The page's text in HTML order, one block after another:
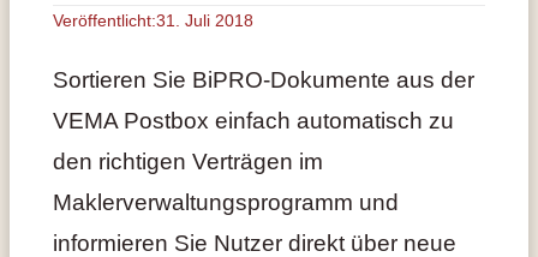
Veröffentlicht:31. Juli 2018
Sortieren Sie BiPRO-Dokumente aus der
VEMA Postbox einfach automatisch zu
den richtigen Verträgen im
Maklerverwaltungsprogramm und
informieren Sie Nutzer direkt über neue